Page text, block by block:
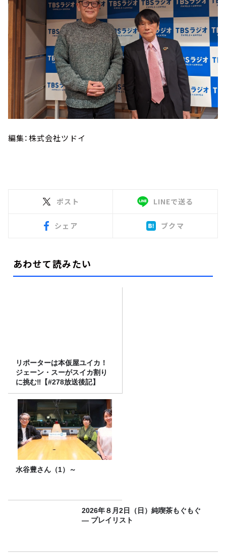
編集：株式会社ツドイ
ポスト LINEで送る
シェア ブクマ
あわせて読みたい
リポーターは本仮屋ユイカ！
ジェーン・スーがスイカ割り
に挑む‼【#278放送後記】
水谷豊さん（1）～
2026年８月2日（日）純喫茶もぐもぐ
― プレイリスト